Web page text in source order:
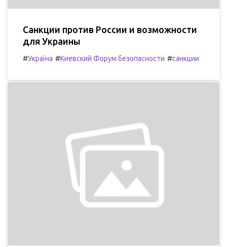
Санкции против России и возможности
для Украины
#Україна #Киевский Форум безопасности #санкции